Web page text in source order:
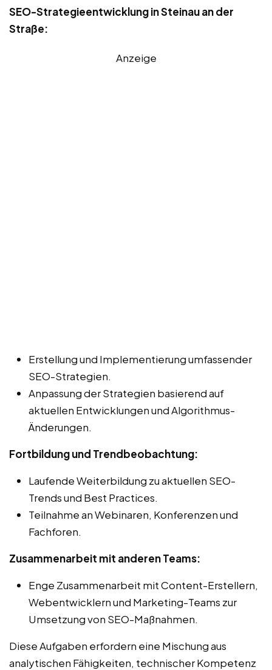
SEO-Strategieentwicklung in Steinau an der
Straße:
Anzeige
Erstellung und Implementierung umfassender
SEO-Strategien.
Anpassung der Strategien basierend auf
aktuellen Entwicklungen und Algorithmus-
Änderungen.
Fortbildung und Trendbeobachtung:
Laufende Weiterbildung zu aktuellen SEO-
Trends und Best Practices.
Teilnahme an Webinaren, Konferenzen und
Fachforen.
Zusammenarbeit mit anderen Teams:
Enge Zusammenarbeit mit Content-Erstellern,
Webentwicklern und Marketing-Teams zur
Umsetzung von SEO-Maßnahmen.
Diese Aufgaben erfordern eine Mischung aus
analytischen Fähigkeiten, technischer Kompetenz